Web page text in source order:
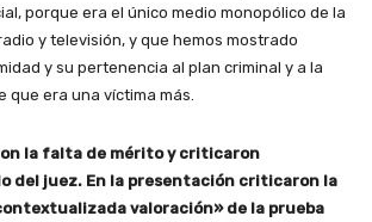
porque era el único medio monopólico de la
y televisión, y que hemos mostrado
y su pertenencia al plan criminal y a la
que era una víctima más.
la falta de mérito y criticaron
del juez. En la presentación criticaron la
valoración» de la prueba